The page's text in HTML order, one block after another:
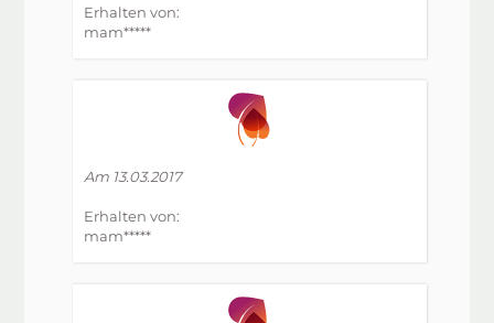
Erhalten von:
mam*****
Am 13.03.2017
Erhalten von:
mam*****